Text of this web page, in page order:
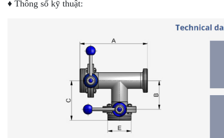
♦ Thông số kỹ thuật: